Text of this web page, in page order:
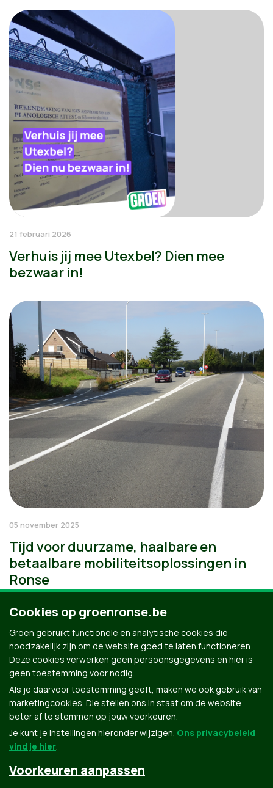
21 februari 2026
Verhuis jij mee Utexbel? Dien mee
bezwaar in!
05 november 2025
Tijd voor duurzame, haalbare en
betaalbare mobiliteitsoplossingen in
Ronse
Groen.be
Cookies op groenronse.be
Groen gebruikt functionele en analytische cookies die
noodzakelijk zijn om de website goed te laten functioneren.
Deze cookies verwerken geen persoonsgegevens en hier is
geen toestemming voor nodig.
Als je daarvoor toestemming geeft, maken we ook gebruik van
marketingcookies. Die stellen ons in staat om de website
beter af te stemmen op jouw voorkeuren.
Je kunt je instellingen hieronder wijzigen. Ons privacybeleid
vind je hier.
Voorkeuren aanpassen